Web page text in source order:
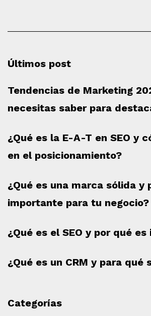
Últimos post
Tendencias de Marketing
necesitas saber para
¿Qué es la E-A-T en SEO y
en el posicionamiento?
¿Qué es una marca sólida y
importante para tu negocio?
¿Qué es el SEO y por qué
¿Qué es un CRM y para qué
Categorías